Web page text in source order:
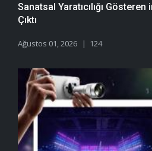
Sanatsal Yaratıcılığı
Çıktı
Ağustos 01, 2026 124